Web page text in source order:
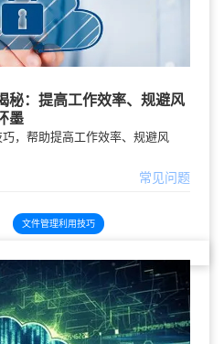
秘：提高工作效率、规避风
墨
，帮助提高工作效率、规避风
常见问题
文件管理利用技巧